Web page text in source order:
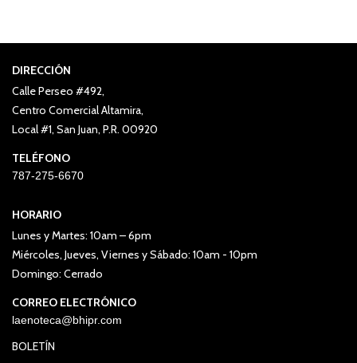
DIRECCIÓN
Calle Perseo #492,
Centro Comercial Altamira,
Local #1, San Juan, P.R. 00920
TELÉFONO
787-275-6670
HORARIO
Lunes y Martes: 10am – 6pm
Miércoles, Jueves, Viernes y Sábado: 10am - 10pm
Domingo: Cerrado
CORREO ELECTRÓNICO
laenoteca@bhipr.com
BOLETÍN